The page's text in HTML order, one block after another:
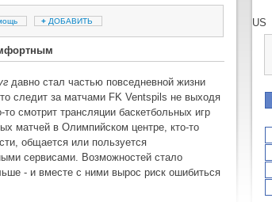
+ ДОБАВИТЬ
давно стал частью повседневной жизни
следит за матчами FK Ventspils не выходя
то смотрит трансляции баскетбольных игр
матчей в Олимпийском центре, кто-то
общается или пользуется
сервисами. Возможностей стало
- и вместе с ними вырос риск ошибиться
US